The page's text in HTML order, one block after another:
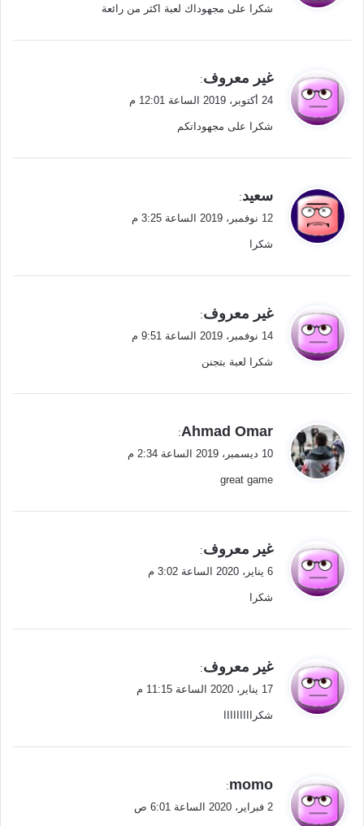
ل
شكرا على مجهوداك لعبة اكثر من رائعة
ي
ق
ل
غير معروف:
24 أكتوبر، 2019 الساعة 12:01 م
شكرا على مجهوداتكم
ي
ق
ل
سعيد:
12 نوفمبر، 2019 الساعة 3:25 م
شكرا
ي
ق
ل
غير معروف:
14 نوفمبر، 2019 الساعة 9:51 م
شكرا لعبة بتجنن
ي
ق
ل
Ahmad Omar
:
10 ديسمبر، 2019 الساعة 2:34 م
great game
ي
ق
ل
غير معروف:
6 يناير، 2020 الساعة 3:02 م
شكرا
ي
ق
ل
غير معروف:
17 يناير، 2020 الساعة 11:15 م
شكرااااااااا
ي
ق
momo
:
2 فبراير، 2020 الساعة 6:01 ص